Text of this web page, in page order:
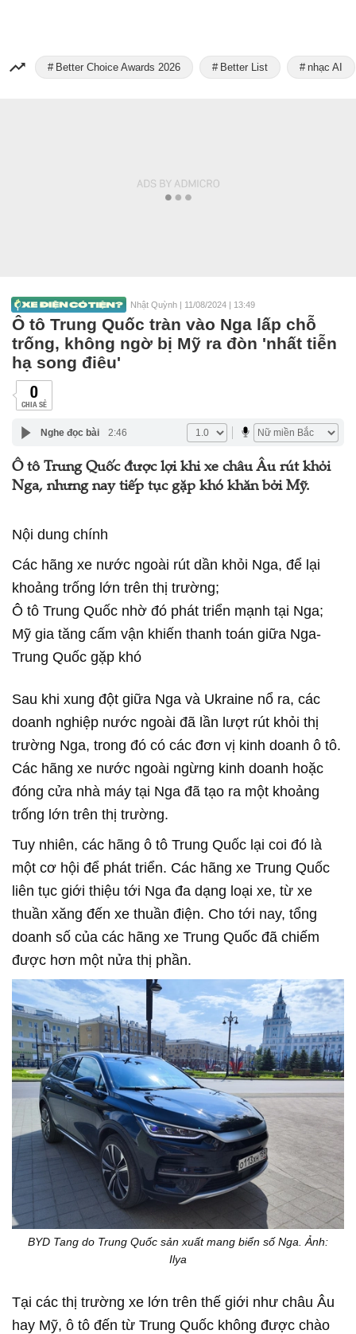
Better Choice Awards 2026 Better List nhạc AI
Nhật Quỳnh | 11/08/2024 | 13:49
Ô tô Trung Quốc tràn vào Nga lấp chỗ
trống, không ngờ bị Mỹ ra đòn 'nhất tiễn
hạ song điêu'
0
CHIA SẺ
Nghe đọc bài 2:46
Ô tô Trung Quốc được lợi khi xe châu Âu rút khỏi
Nga, nhưng nay tiếp tục gặp khó khăn bởi Mỹ.
Nội dung chính
Các hãng xe nước ngoài rút dần khỏi Nga, để lại
khoảng trống lớn trên thị trường;
Ô tô Trung Quốc nhờ đó phát triển mạnh tại Nga;
Mỹ gia tăng cấm vận khiến thanh toán giữa Nga-
Trung Quốc gặp khó
Sau khi xung đột giữa Nga và Ukraine nổ ra, các
doanh nghiệp nước ngoài đã lần lượt rút khỏi thị
trường Nga, trong đó có các đơn vị kinh doanh ô tô.
Các hãng xe nước ngoài ngừng kinh doanh hoặc
đóng cửa nhà máy tại Nga đã tạo ra một khoảng
trống lớn trên thị trường.
Tuy nhiên, các hãng ô tô Trung Quốc lại coi đó là
một cơ hội để phát triển. Các hãng xe Trung Quốc
liên tục giới thiệu tới Nga đa dạng loại xe, từ xe
thuần xăng đến xe thuần điện. Cho tới nay, tổng
doanh số của các hãng xe Trung Quốc đã chiếm
được hơn một nửa thị phần.
BYD Tang do Trung Quốc sản xuất mang biển số Nga. Ảnh:
Ilya
Tại các thị trường xe lớn trên thế giới như châu Âu
hay Mỹ, ô tô đến từ Trung Quốc không được chào